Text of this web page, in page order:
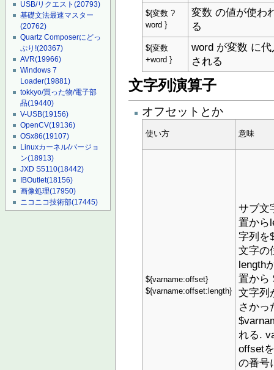
USB/リクエスト(20793)
基礎文法最速マスター
(20762)
Quartz Composerにどっ
ぷり!(20367)
AVR(19966)
Windows 7
Loader(19881)
tokkyo/買った物/電子部
品(19440)
V-USB(19156)
OpenCV(19136)
OSx86(19107)
Linuxカーネル/バージョ
ン(18913)
JXD S5110(18442)
IBOutlet(18156)
画像処理(17950)
ニコニコ技術部(17445)
${変数 ?
word }
変数 の値が使わ
る
${変数
+word }
word が変数 に代
される
文字列演算子
オフセットとか
使い方 意味
${varname:offset}
${varname:offset:length}
サブ文
置から
字列を
文字の
length
置から
文字列
さかっ
れる.
offset
の番号